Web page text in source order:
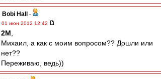
Bobi Hall
-
01 июн 2012 12:42
2M
Михаил, а как с моим вопросом?? Дошли или
нет??
Переживаю, ведь))